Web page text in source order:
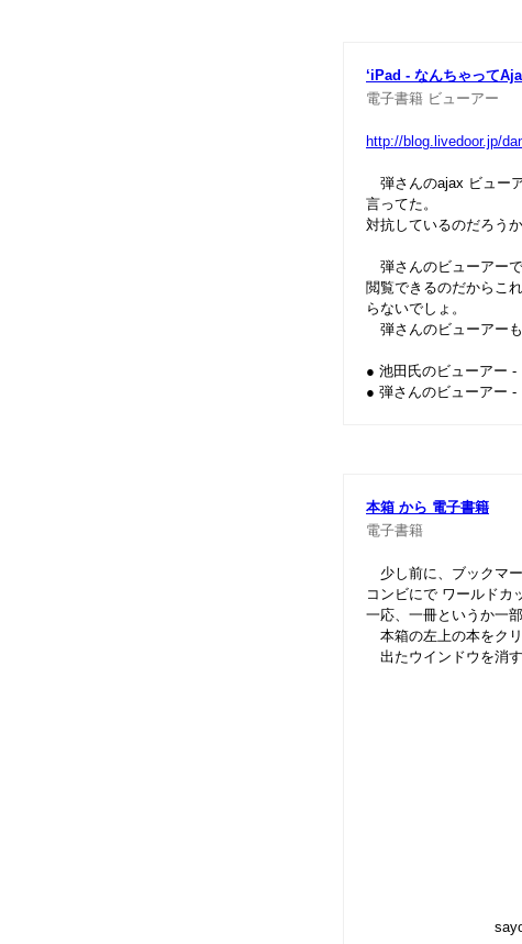
‘iPad - なんちゃって
電子書籍 ビューアー
http://blog.livedoor.jp/
弾さんのajax ビュー
言ってた。
対抗しているのだろう
弾さんのビューアー
閲覧できるのだからこ
らないでしょ。
弾さんのビューアー
● 池田氏のビューアー -
● 弾さんのビューアー -
本箱 から 電子書籍
電子書籍
少し前に、ブックマ
コンビにで ワールドカ
一応、一冊というか一
本箱の左上の本をク
出たウインドウを消す
sayonala